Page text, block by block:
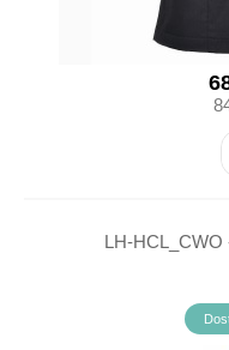
LH-HCL_CWO